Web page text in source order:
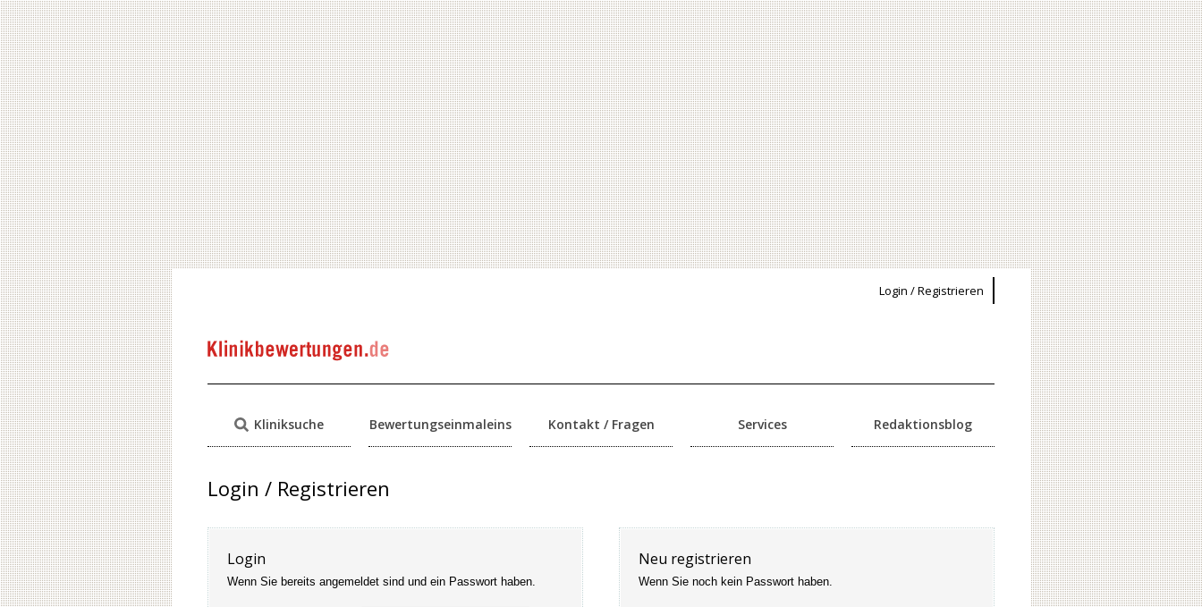
Login / Registrieren
Kliniksuche Bewertungseinmaleins Kontakt / Fragen Services Redaktionsblog
Login / Registrieren
Login
Wenn Sie bereits angemeldet sind und ein Passwort haben.
Neu registrieren
Wenn Sie noch kein Passwort haben.